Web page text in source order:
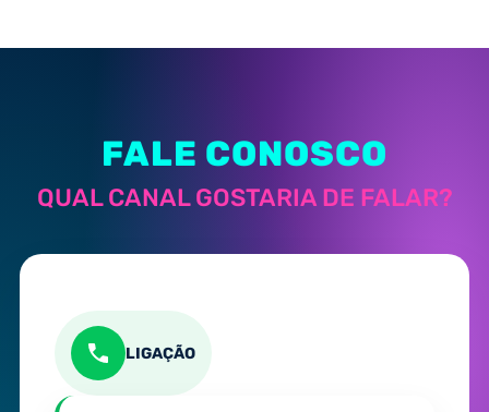
FALE CONOSCO
QUAL CANAL GOSTARIA DE FALAR?
LIGAÇÃO